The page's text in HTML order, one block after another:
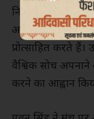
निदेशक डॉ. भूपेंद्र
आयोजन
प्रोत्साहित करते हैं।
वैश्विक सोच अपनाने
करने का आह्वान